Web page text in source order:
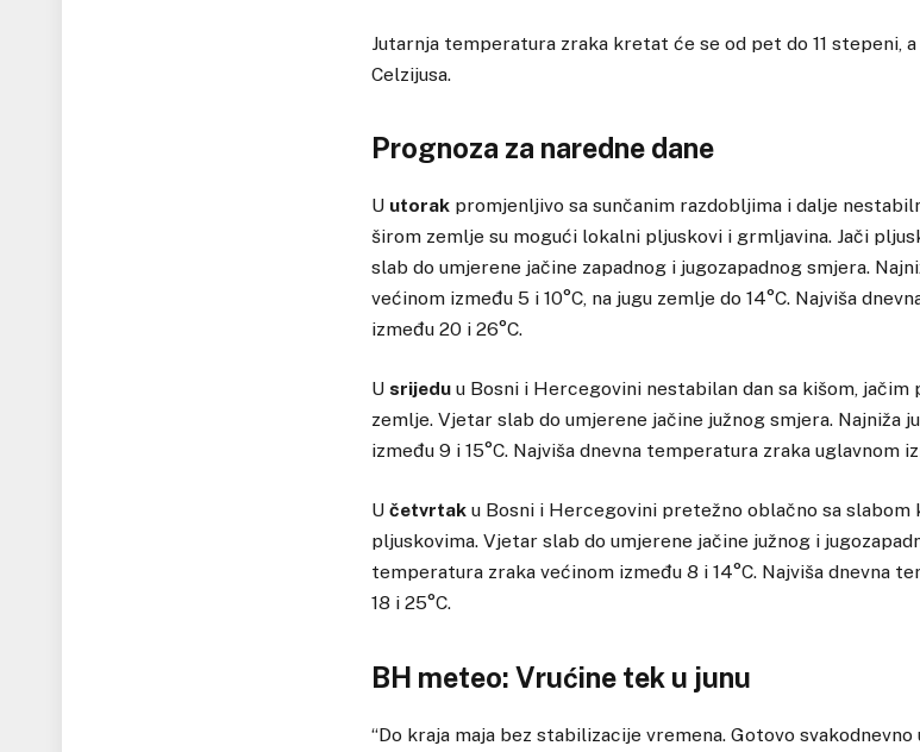
Jutarnja temperatura zraka kretat će se od pet do 11 stepeni,
Celzijusa.
Prognoza za naredne dane
U utorak promjenljivo sa sunčanim razdobljima i dalje
širom zemlje su mogući lokalni pljuskovi i grmljavina. Jači
slab do umjerene jačine zapadnog i jugozapadnog smjera.
većinom između 5 i 10°C, na jugu zemlje do 14°C. Najviša
između 20 i 26°C.
U srijedu u Bosni i Hercegovini nestabilan dan sa kišom,
zemlje. Vjetar slab do umjerene jačine južnog smjera. Najniža
između 9 i 15°C. Najviša dnevna temperatura zraka uglavnom
U četvrtak u Bosni i Hercegovini pretežno oblačno sa
pljuskovima. Vjetar slab do umjerene jačine južnog i
temperatura zraka većinom između 8 i 14°C. Najviša dnevna
18 i 25°C.
BH meteo: Vrućine tek u junu
“Do kraja maja bez stabilizacije vremena. Gotovo